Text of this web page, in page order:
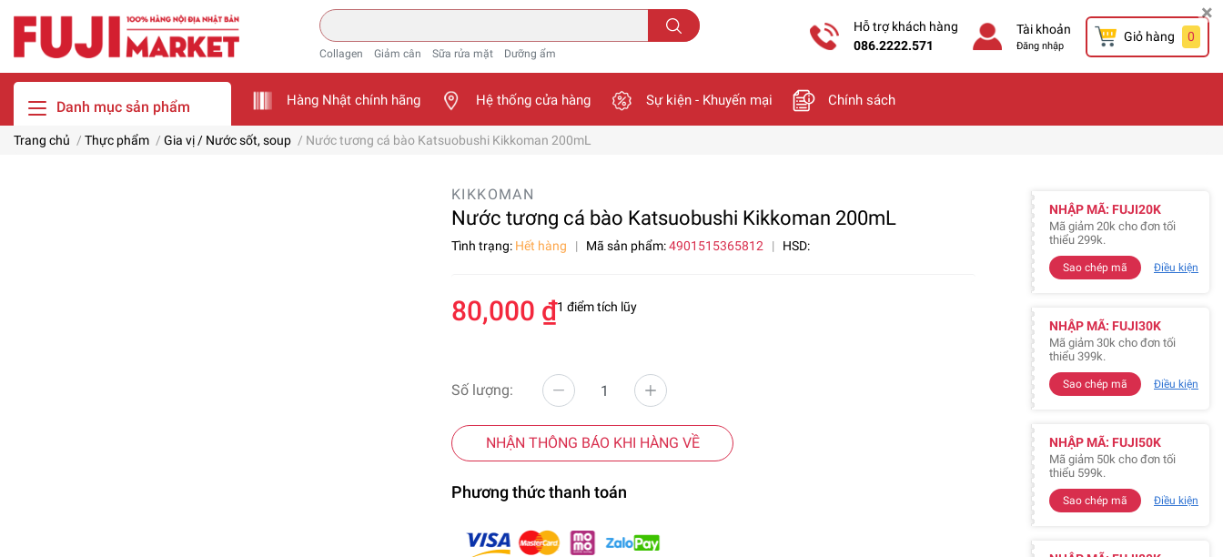
×
Collagen Giảm cân Sữa rửa mặt Dưỡng ẩm
Hỗ trợ khách hàng
086.2222.571
Tài khoản
Đăng nhập
Giỏ hàng 0
Danh mục sản phẩm Hàng Nhật chính hãng Hệ thống cửa hàng Sự kiện - Khuyến mại Chính sách
Trang chủ / Thực phẩm / Gia vị / Nước sốt, soup / Nước tương cá bào Katsuobushi Kikkoman 200mL
KIKKOMAN
Nước tương cá bào Katsuobushi Kikkoman 200mL
Tình trạng: Hết hàng | Mã sản phẩm:4901515365812 | HSD:
80,000 ₫1 điểm tích lũy
Số lượng:
NHẬN THÔNG BÁO KHI HÀNG VỀ
Phương thức thanh toán
NHẬP MÃ: FUJI20K
Mã giảm 20k cho đơn tối
thiểu 299k.
Sao chép mã Điều kiện
NHẬP MÃ: FUJI30K
Mã giảm 30k cho đơn tối
thiểu 399k.
Sao chép mã Điều kiện
NHẬP MÃ: FUJI50K
Mã giảm 50k cho đơn tối
thiểu 599k.
Sao chép mã Điều kiện